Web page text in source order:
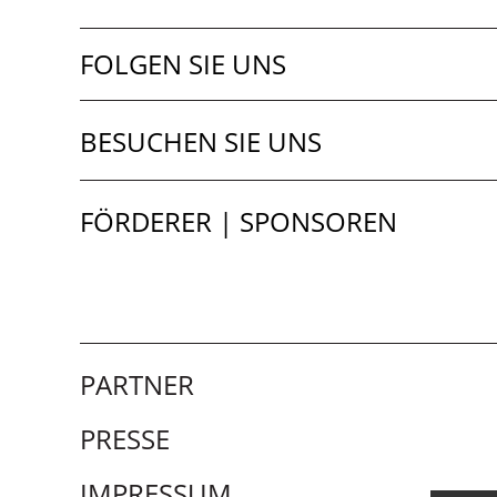
FOLGEN SIE UNS
BESUCHEN SIE UNS
FÖRDERER | SPONSOREN
PARTNER
PRESSE